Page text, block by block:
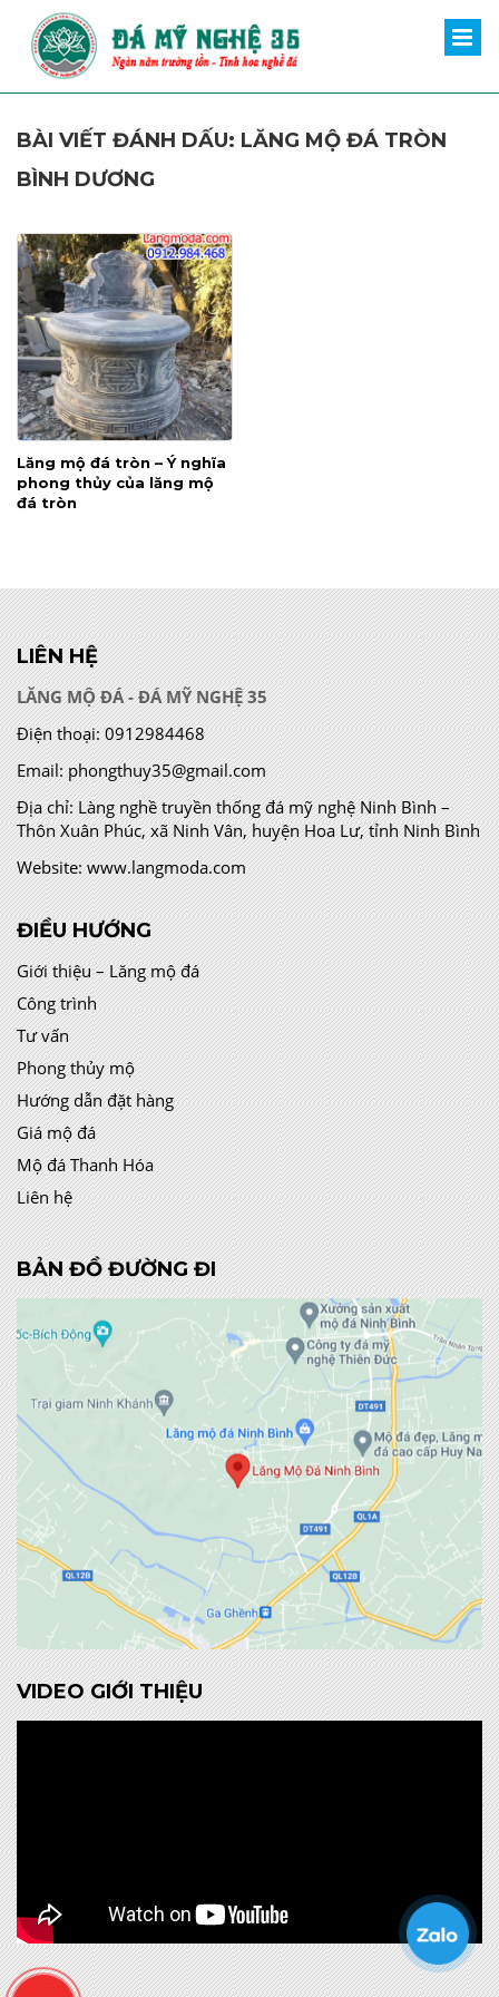
BÀI VIẾT ĐÁNH DẤU: LĂNG MỘ ĐÁ TRÒN
BÌNH DƯƠNG
Lăng mộ đá tròn – Ý nghĩa
phong thủy của lăng mộ
đá tròn
LIÊN HỆ
LĂNG MỘ ĐÁ - ĐÁ MỸ NGHỆ 35
Điện thoại: 0912984468
Email: phongthuy35@gmail.com
Địa chỉ:Làng nghề truyền thống đá mỹ nghệ Ninh Bình –
Thôn Xuân Phúc, xã Ninh Vân, huyện Hoa Lư, tỉnh Ninh Bình
Website: www.langmoda.com
ĐIỀU HƯỚNG
Giới thiệu – Lăng mộ đá
Công trình
Tư vấn
Phong thủy mộ
Hướng dẫn đặt hàng
Giá mộ đá
Mộ đá Thanh Hóa
Liên hệ
BẢN ĐỒ ĐƯỜNG ĐI
VIDEO GIỚI THIỆU